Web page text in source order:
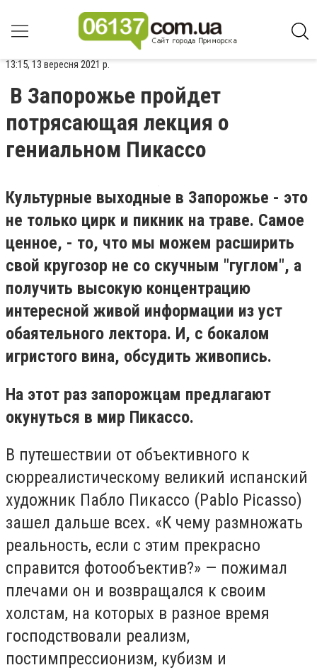
13:15, 13 вересня 2021 р.
В Запорожье пройдет
потрясающая лекция о
гениальном Пикассо
Культурные выходные в Запорожье - это
не только цирк и пикник на траве. Самое
ценное, - то, что мы можем расширить
свой кругозор не со скучным "гуглом", а
получить высокую концентрацию
интересной живой информации из уст
обаятельного лектора. И, с бокалом
игристого вина, обсудить живопись.
На этот раз запорожцам предлагают
окунуться в мир Пикассо.
В путешествии от объективного к
сюрреалистическому великий испанский
художник Пабло Пикассо (Pablo Picasso)
зашел дальше всех. «К чему размножать
реальность, если с этим прекрасно
справится фотообъектив?» — пожимал
плечами он и возвращался к своим
холстам, на которых в разное время
господствовали реализм,
постимпрессионизм, кубизм и